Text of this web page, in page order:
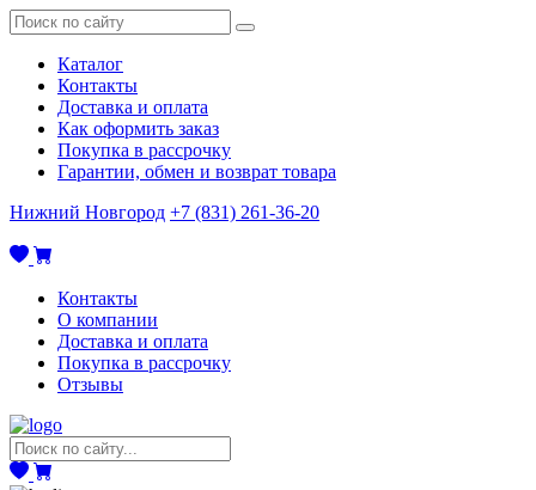
Каталог
Контакты
Доставка и оплата
Как оформить заказ
Покупка в рассрочку
Гарантии, обмен и возврат товара
Нижний Новгород +7 (831) 261-36-20
Контакты
О компании
Доставка и оплата
Покупка в рассрочку
Отзывы